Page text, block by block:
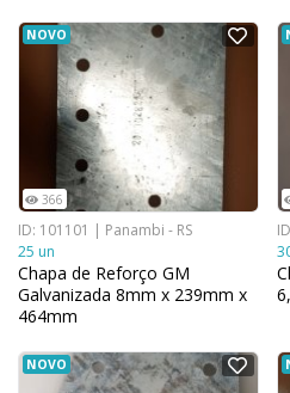
NOVO
366
ID: 101101 | Panambi - RS
25 un
Chapa de Reforço GM
Galvanizada 8mm x 239mm x
464mm
NOVO